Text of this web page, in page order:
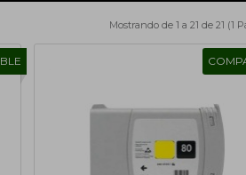
Mostrando de 1 a 21 de 21 (1